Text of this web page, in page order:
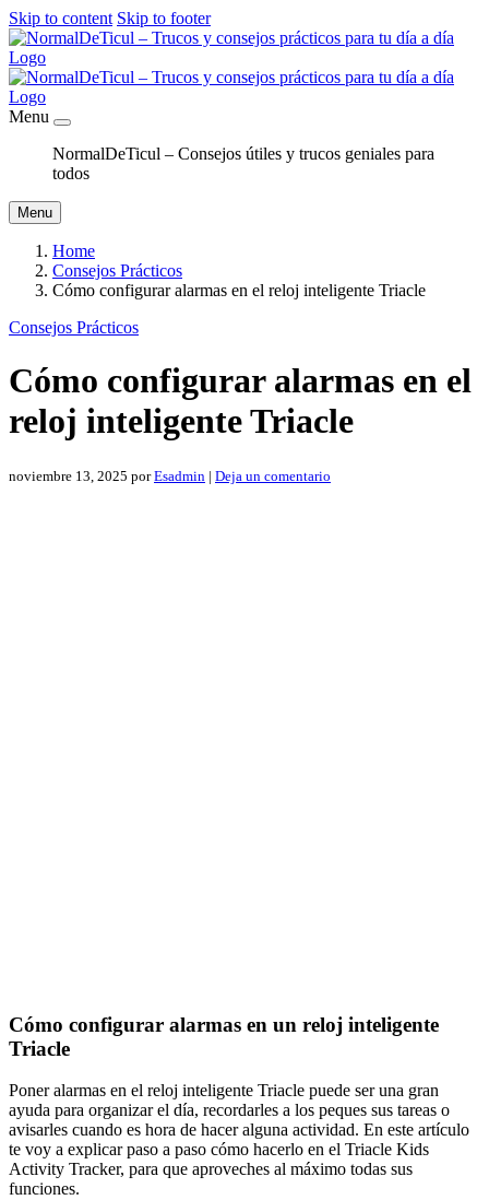
Skip to content Skip to footer
Menu
NormalDeTicul – Consejos útiles y trucos geniales para
todos
Menu
Home
Consejos Prácticos
Cómo configurar alarmas en el reloj inteligente Triacle
Consejos Prácticos
Cómo configurar alarmas en el
reloj inteligente Triacle
noviembre 13, 2025 porEsadmin | Deja un comentario
Cómo configurar alarmas en un reloj inteligente
Triacle
Poner alarmas en el reloj inteligente Triacle puede ser una gran
ayuda para organizar el día, recordarles a los peques sus tareas o
avisarles cuando es hora de hacer alguna actividad. En este artículo
te voy a explicar paso a paso cómo hacerlo en el Triacle Kids
Activity Tracker, para que aproveches al máximo todas sus
funciones.